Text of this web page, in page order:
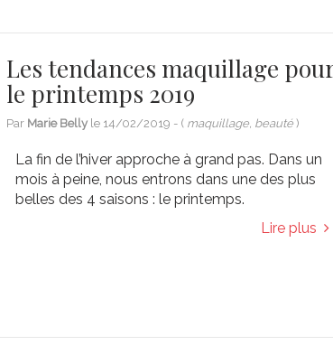
Les tendances maquillage
le printemps 2019
Par Marie Belly le 14/02/2019 - ( maquillage, beauté )
La fin de l’hiver approche à grand pas. Dans un
mois à peine, nous entrons dans une des plus
belles des 4 saisons : le printemps.
Lire plus